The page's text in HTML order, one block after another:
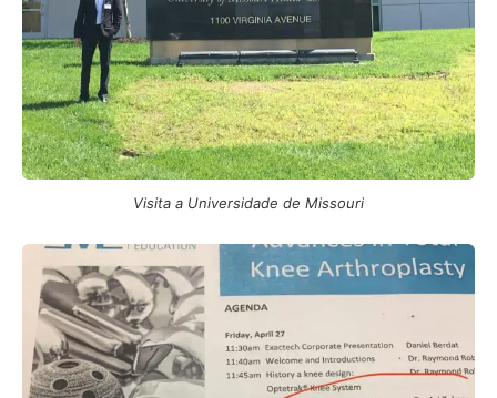
Visita a Universidade de Missouri